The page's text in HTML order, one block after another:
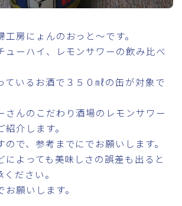
工房にょんのおっと～です。
ューハイ、レモンサワーの飲み比べ
ているお酒で３５０㎖の缶が対象で
さんのこだわり酒場のレモンサワー
介します。
で、参考までにでお願いします。
によっても美味しさの誤差も出ると
ださい。
願いします。